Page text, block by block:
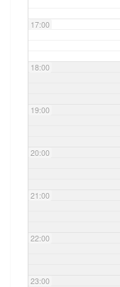
17:00
18:00
19:00
20:00
21:00
22:00
23:00